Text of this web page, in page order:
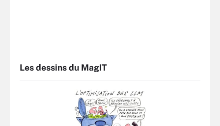
Les dessins du MagIT